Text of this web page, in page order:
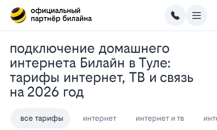
Подключение домашнего
интернета Билайн в Туле:
тарифы интернет, ТВ и связь
на 2026 год
все тарифы интернет интернет и тв